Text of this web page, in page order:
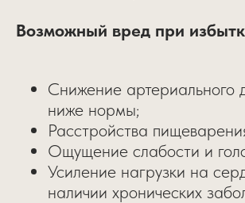
Возможный вред при
Снижение артериального
ниже нормы;
Расстройства
Ощущение слабости и
Усиление нагрузки на
наличии хронических